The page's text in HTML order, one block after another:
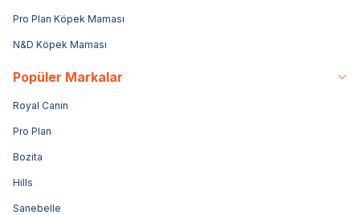
Pro Plan Köpek Maması
N&D Köpek Maması
Popüler Markalar
Royal Canin
Pro Plan
Bozita
Hills
Sanebelle